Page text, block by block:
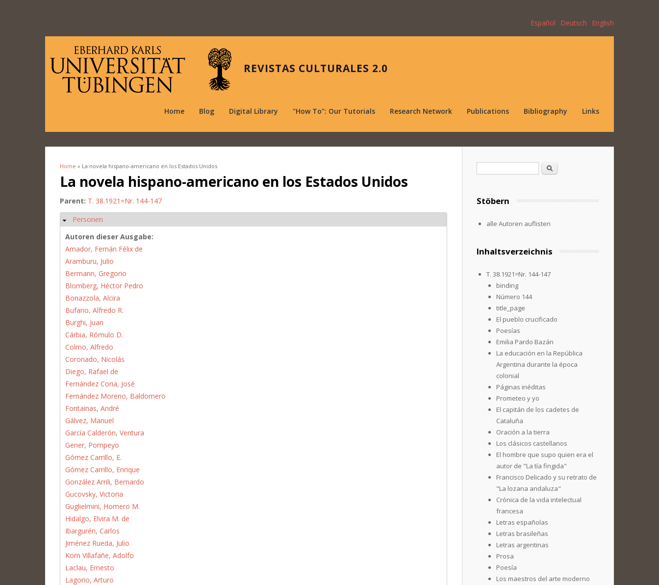
Español Deutsch English
REVISTAS CULTURALES 2.0
Home Blog Digital Library "How To": Our Tutorials Research Network Publications Bibliography Links
You are here
Home » La novela hispano-americano en los Estados Unidos
La novela hispano-americano en los Estados Unidos
Parent: T. 38.1921=Nr. 144-147
Hide
Personen
Autoren dieser Ausgabe:
Amador, Fernán Félix de
Aramburu, Julio
Bermann, Gregorio
Blomberg, Héctor Pedro
Bonazzola, Alcira
Bufano, Alfredo R.
Burghi, Juan
Cárbia, Rómulo D.
Colmo, Alfredo
Coronado, Nicolás
Diego, Rafael de
Fernández Coria, José
Fernández Moreno, Baldomero
Fontainas, André
Gálvez, Manuel
García Calderón, Ventura
Gener, Pompeyo
Gómez Carrillo, E.
Gómez Carrillo, Enrique
González Arrili, Bernardo
Gucovsky, Victoria
Guglielmini, Homero M.
Hidalgo, Elvira M. de
Ibargurén, Carlos
Jiménez Rueda, Julio
Korn Villafañe, Adolfo
Laclau, Ernesto
Lagorio, Arturo
Search
Stöbern
alle Autoren auflisten
Inhaltsverzeichnis
T. 38.1921=Nr. 144-147
binding
Número 144
title_page
El pueblo crucificado
Poesías
Emilia Pardo Bazán
La educación en la República
Argentina durante la época
colonial
Páginas inéditas
Prometeo y yo
El capitán de los cadetes de
Cataluña
Oración a la tierra
Los clásicos castellanos
El hombre que supo quien era el
autor de "La tía fingida"
Francisco Delicado y su retrato de
"La lozana andaluza"
Crónica de la vida intelectual
francesa
Letras españolas
Letras brasileñas
Letras argentinas
Prosa
Poesía
Los maestros del arte moderno